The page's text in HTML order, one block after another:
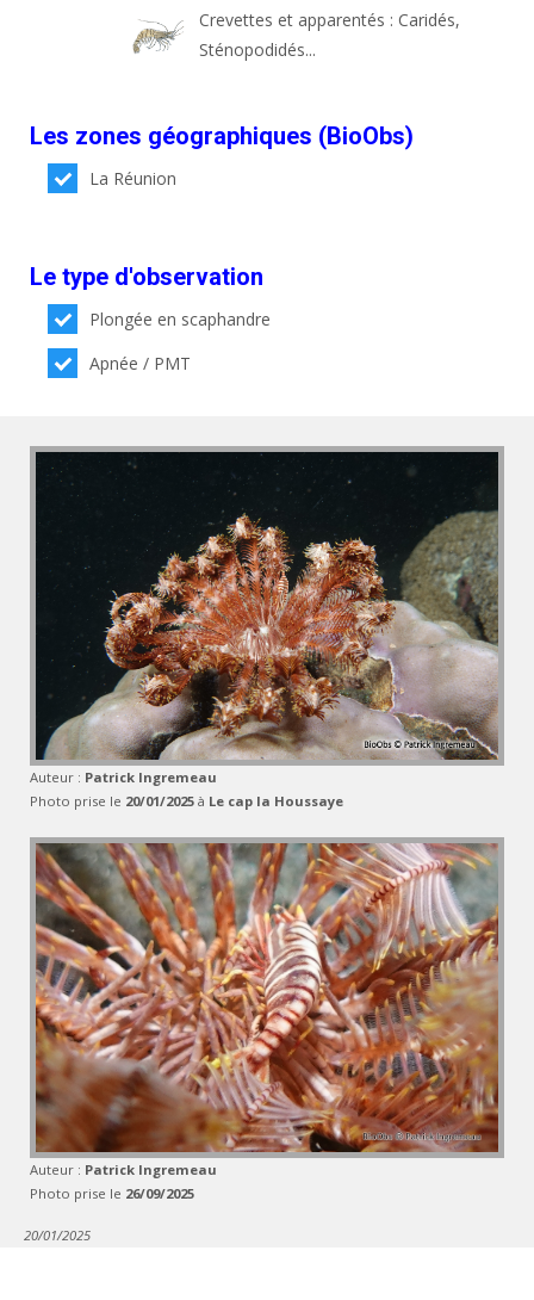
Crevettes et apparentés : Caridés,
Sténopodidés...
Les zones géographiques (BioObs)
La Réunion
Le type d'observation
Plongée en scaphandre
Apnée / PMT
Auteur : Patrick Ingremeau
Photo prise le 20/01/2025 à Le cap la Houssaye
Auteur : Patrick Ingremeau
Photo prise le 26/09/2025
20/01/2025